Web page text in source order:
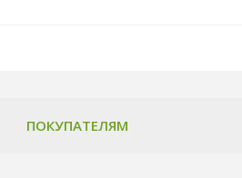
ПОКУПАТЕЛЯМ